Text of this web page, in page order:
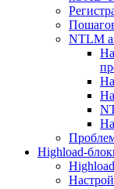
NTLM
Highload-